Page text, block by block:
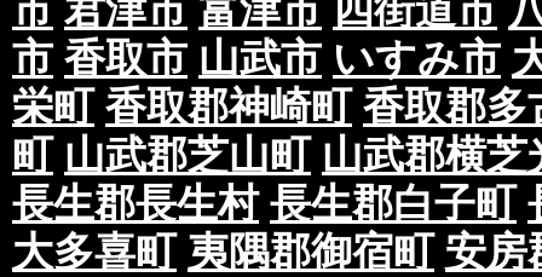
市 君津市 富津市 四街道市
市 香取市 山武市 いすみ市
栄町 香取郡神崎町 香取郡多
町 山武郡芝山町 山武郡横芝
長生郡長生村 長生郡白子町
大多喜町 夷隅郡御宿町 安房